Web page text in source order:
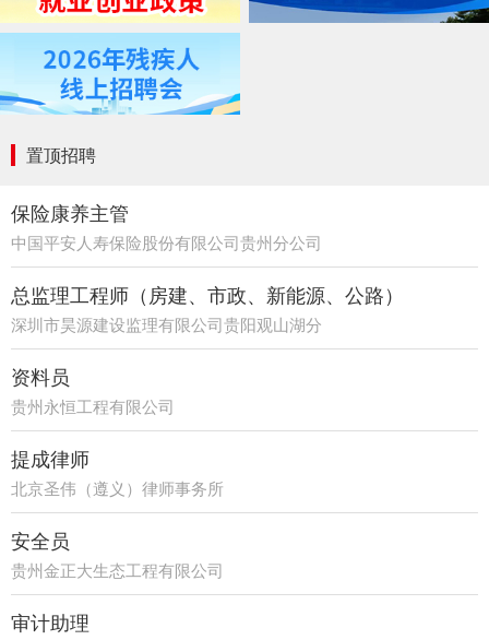
置顶招聘
保险康养主管
中国平安人寿保险股份有限公司贵州分公司
21部
总监理工程师（房建、市政、新能源、公路）
深圳市昊源建设监理有限公司贵阳观山湖分
公司
资料员
贵州永恒工程有限公司
提成律师
北京圣伟（遵义）律师事务所
安全员
贵州金正大生态工程有限公司
审计助理